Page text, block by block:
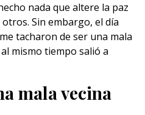
nada que altere la paz
otros. Sin embargo, el día
tacharon de ser una mala
mismo tiempo salió a
mala vecina